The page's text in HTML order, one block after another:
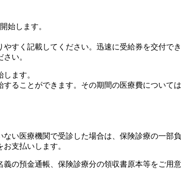
始します。
すく記載してください。迅速に受給券を交付で
い。
ます。
ることができます。その期間の医療費について
い医療機関で受診した場合は、保険診療の一部
支払いします。
の預金通帳、保険診療分の領収書原本等をご用